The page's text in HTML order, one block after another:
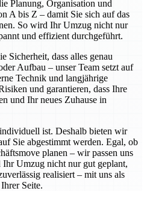
Planung, Organisation und
A bis Z – damit Sie sich auf das
So wird Ihr Umzug nicht nur
und effizient durchgeführt.
Sicherheit, dass alles genau
Aufbau – unser Team setzt auf
Technik und langjährige
und garantieren, dass Ihre
und Ihr neues Zuhause in
ist. Deshalb bieten wir
Sie abgestimmt werden. Egal, ob
planen – wir passen uns
Umzug nicht nur gut geplant,
realisiert – mit uns als
Seite.